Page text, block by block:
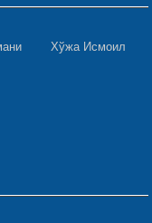
Хўжа Исмоил